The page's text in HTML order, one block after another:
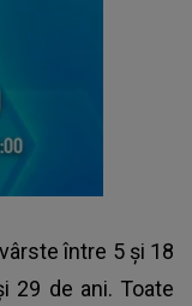
între 5 și 18
29 de ani. Toate